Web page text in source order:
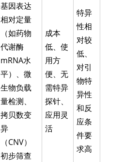
基因表达
相对定量
（如药物
代谢酶
mRNA水
平）、微
生物负载
量检测、
拷贝数变
异
（CNV）
初步筛查
成本
低、使
用方
便、无
需特异
探针、
应用灵
活
特异
性相
对较
低、
对引
物特
异性
和反
应条
件要
求高